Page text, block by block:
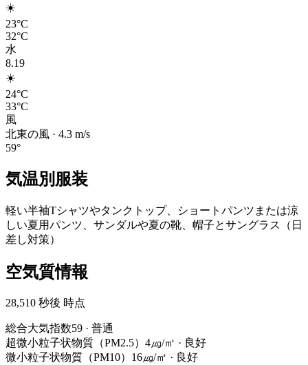
☀️
23°C
32°C
水
8.19
☀️
24°C
33°C
風
北東の風 · 4.3 m/s
59°
気温別服装
軽い半袖Tシャツやタンクトップ、ショートパンツまたは涼
しい夏用パンツ、サンダルや夏の靴、帽子とサングラス（日
差し対策）
空気質情報
28,510 秒後 時点
総合大気指数59 · 普通
超微小粒子状物質（PM2.5） 4㎍/㎥ · 良好
微小粒子状物質（PM10） 16㎍/㎥ · 良好